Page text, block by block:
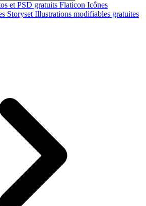
et PSD gratuits Flaticon Icônes
Storyset Illustrations modifiables gratuites